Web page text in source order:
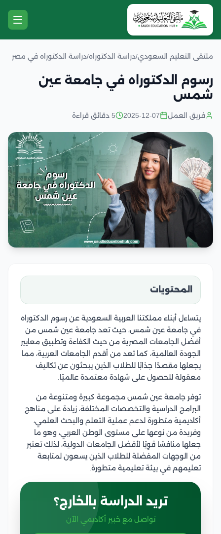
ملتقى التعليم السعودي/دراسة الدكتوراه/دراسة الدكتوراه في مصر
رسوم الدكتوراه في جامعة عين
شمس
فريق العمل 2025-12-07 5 دقائق قراءة
المحتويات
يتساءل أبناء مملكتنا العربية السعودية عن رسوم الدكتوراه
في جامعة عين شمس، حيث تعد جامعة عين شمس من
أفضل الجامعات المصرية من حيث الكفاءة وتطبيق معايير
الجودة العالمية، كما تعد من أقدم الجامعات العربية، مما
يجعلها مقصدًا جذابًا للطلاب الذين يبحثون عن تكاليف
معقولة للحصول على شهادة معتمدة عالميًا.
توفر جامعة عين شمس مجموعة كبيرة ومتنوعة من
البرامج الدراسية والتخصصات المختلفة، زيادة على مناهج
أكاديمية متطورة لدعم عملية التعلم والبحث العلمي،
وفريدة من نوعها على مستوى الوطن العربي، وهو ما
جعلها منافسًا قَوِيًا لأفضل الجامعات الدولية، لذلك تعتبر
من الوجهات المفضلة للطلاب الذين يسعون لمتابعة
تعليمهم في بيئة تعليمية متطورة.
تريد الدراسة بالخارج؟
تواصل مع خبير أكاديمي الآن